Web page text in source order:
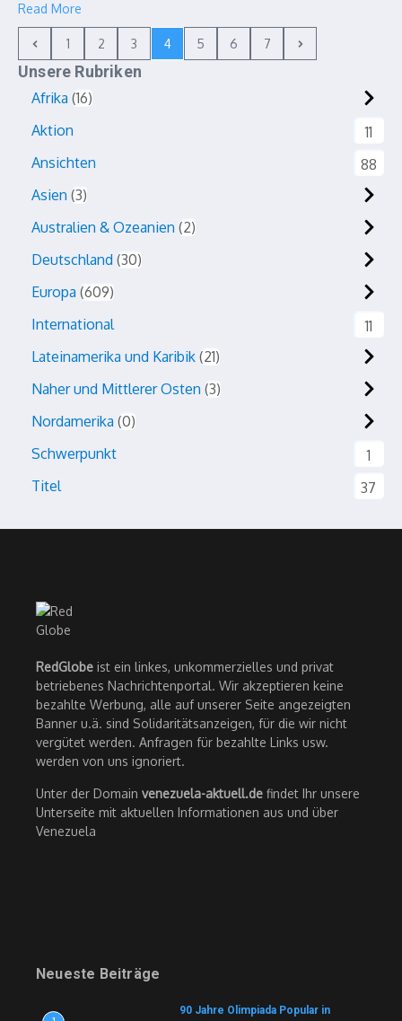
Read More
1 2 3 4 5 6 7
Unsere Rubriken
Afrika 16
Aktion
11
Ansichten
88
Asien 3
Australien & Ozeanien 2
Deutschland 30
Europa 609
International
11
Lateinamerika und Karibik 21
Naher und Mittlerer Osten 3
Nordamerika 0
Schwerpunkt
1
Titel
37
RedGlobe ist ein linkes, unkommerzielles und privat
betriebenes Nachrichtenportal. Wir akzeptieren keine
bezahlte Werbung, alle auf unserer Seite angezeigten
Banner u.ä. sind Solidaritätsanzeigen, für die wir nicht
vergütet werden. Anfragen für bezahlte Links usw.
werden von uns ignoriert.
Unter der Domain venezuela-aktuell.de findet Ihr unsere
Unterseite mit aktuellen Informationen aus und über
Venezuela
Neueste Beiträge
90 Jahre Olimpiada Popular in